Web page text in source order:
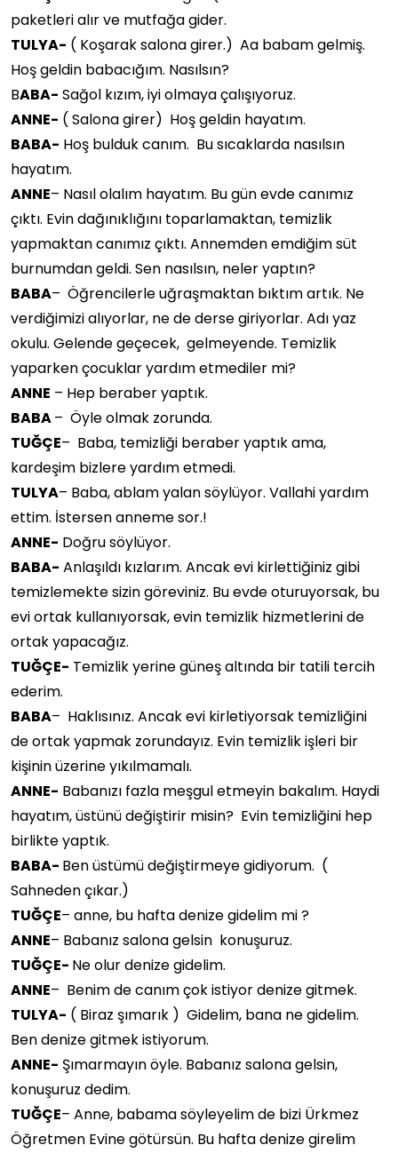
paketleri alır ve mutfağa gider.
TULYA- ( Koşarak salona girer.) Aa babam gelmiş.
Hoş geldin babacığım. Nasılsın?
BABA- Sağol kızım, iyi olmaya çalışıyoruz.
ANNE- ( Salona girer) Hoş geldin hayatım.
BABA- Hoş bulduk canım. Bu sıcaklarda nasılsın
hayatım.
ANNE– Nasıl olalım hayatım. Bu gün evde canımız
çıktı. Evin dağınıklığını toparlamaktan, temizlik
yapmaktan canımız çıktı. Annemden emdiğim süt
burnumdan geldi. Sen nasılsın, neler yaptın?
BABA– Öğrencilerle uğraşmaktan bıktım artık. Ne
verdiğimizi alıyorlar, ne de derse giriyorlar. Adı yaz
okulu. Gelende geçecek, gelmeyende. Temizlik
yaparken çocuklar yardım etmediler mi?
ANNE – Hep beraber yaptık.
BABA– Öyle olmak zorunda.
TUĞÇE– Baba, temizliği beraber yaptık ama,
kardeşim bizlere yardım etmedi.
TULYA– Baba, ablam yalan söylüyor. Vallahi yardım
ettim. İstersen anneme sor.!
ANNE- Doğru söylüyor.
BABA- Anlaşıldı kızlarım. Ancak evi kirlettiğiniz gibi
temizlemekte sizin göreviniz. Bu evde oturuyorsak, bu
evi ortak kullanıyorsak, evin temizlik hizmetlerini de
ortak yapacağız.
TUĞÇE- Temizlik yerine güneş altında bir tatili tercih
ederim.
BABA– Haklısınız. Ancak evi kirletiyorsak temizliğini
de ortak yapmak zorundayız. Evin temizlik işleri bir
kişinin üzerine yıkılmamalı.
ANNE- Babanızı fazla meşgul etmeyin bakalım. Haydi
hayatım, üstünü değiştirir misin? Evin temizliğini hep
birlikte yaptık.
BABA- Ben üstümü değiştirmeye gidiyorum. (
Sahneden çıkar.)
TUĞÇE– anne, bu hafta denize gidelim mi ?
ANNE– Babanız salona gelsin konuşuruz.
TUĞÇE- Ne olur denize gidelim.
ANNE– Benim de canım çok istiyor denize gitmek.
TULYA- ( Biraz şımarık ) Gidelim, bana ne gidelim.
Ben denize gitmek istiyorum.
ANNE- Şımarmayın öyle. Babanız salona gelsin,
konuşuruz dedim.
TUĞÇE– Anne, babama söyleyelim de bizi Ürkmez
Öğretmen Evine götürsün. Bu hafta denize girelim